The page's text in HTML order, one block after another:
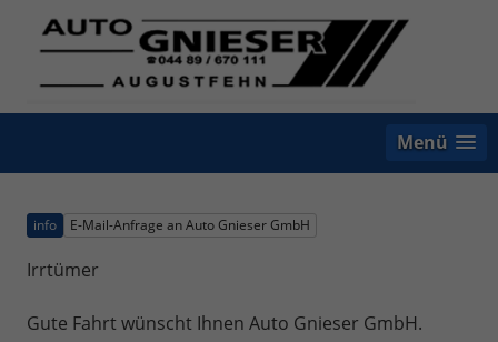
Menü
info E-Mail-Anfrage an Auto Gnieser GmbH
Irrtümer
Gute Fahrt wünscht Ihnen Auto Gnieser GmbH.